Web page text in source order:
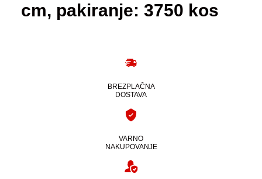
cm, pakiranje: 3750 kos
BREZPLAČNA
DOSTAVA
VARNO
NAKUPOVANJE